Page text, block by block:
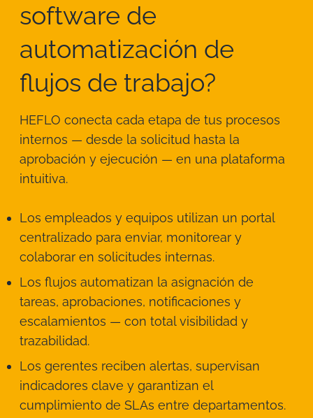
software de
automatización de
flujos de trabajo?
HEFLO conecta cada etapa de tus procesos
internos — desde la solicitud hasta la
aprobación y ejecución — en una plataforma
intuitiva.
Los empleados y equipos utilizan un portal
centralizado para enviar, monitorear y
colaborar en solicitudes internas.
Los flujos automatizan la asignación de
tareas, aprobaciones, notificaciones y
escalamientos — con total visibilidad y
trazabilidad.
Los gerentes reciben alertas, supervisan
indicadores clave y garantizan el
cumplimiento de SLAs entre departamentos.